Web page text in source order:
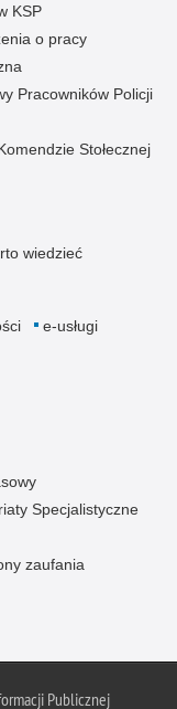
KSP
o pracy
Pracowników Policji
Stołecznej
wiedzieć
e-usługi
Specjalistyczne
zaufania
Publicznej